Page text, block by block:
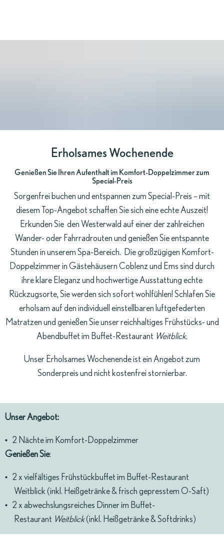
Erholsames Wochenende
Genießen Sie Ihren Aufenthalt im Komfort-Doppelzimmer zum
Special-Preis
Sorgenfrei buchen und entspannen zum Special-Preis – mit
diesem Top-Angebot schaffen Sie sich eine echte Auszeit!
Erkunden Sie den Westerwald auf einer der zahlreichen
Wander- oder Fahrradrouten und genießen Sie entspannte
Stunden in unserem Spa-Bereich. Die großzügigen Komfort-
Doppelzimmer in Gästehäusern Coblenz und Ems sind durch
ihre klare Eleganz und hochwertige Ausstattung echte
Rückzugsorte, Sie werden sich sofort wohlfühlen! Schlafen Sie
erholsam auf den individuell einstellbaren luftgefederten
Matratzen und genießen Sie unser reichhaltiges Frühstücks- und
Abendbuffet im Buffet-Restaurant Weitblick.
Unser Erholsames Wochenende ist ein Angebot zum
Sonderpreis und nicht kostenfrei stornierbar.
Unser Angebot:
2 Nächte im Komfort-Doppelzimmer
Genießen Sie:
2 x vielfältiges Frühstückbuffet im Buffet-Restaurant
Weitblick (inkl. Heißgetränke & frisch gepresstem O-Saft)
2 x abwechslungsreiches Dinner im Buffet-
Restaurant Weitblick(inkl. Heißgetränke & Softdrinks)